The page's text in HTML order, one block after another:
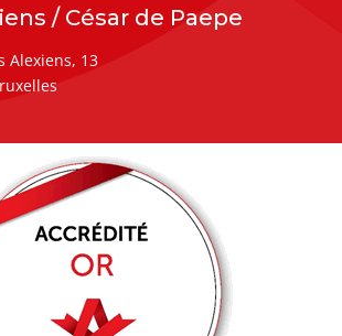
/ César de Paepe
Alexiens, 13